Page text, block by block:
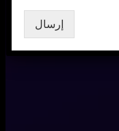
إرسال